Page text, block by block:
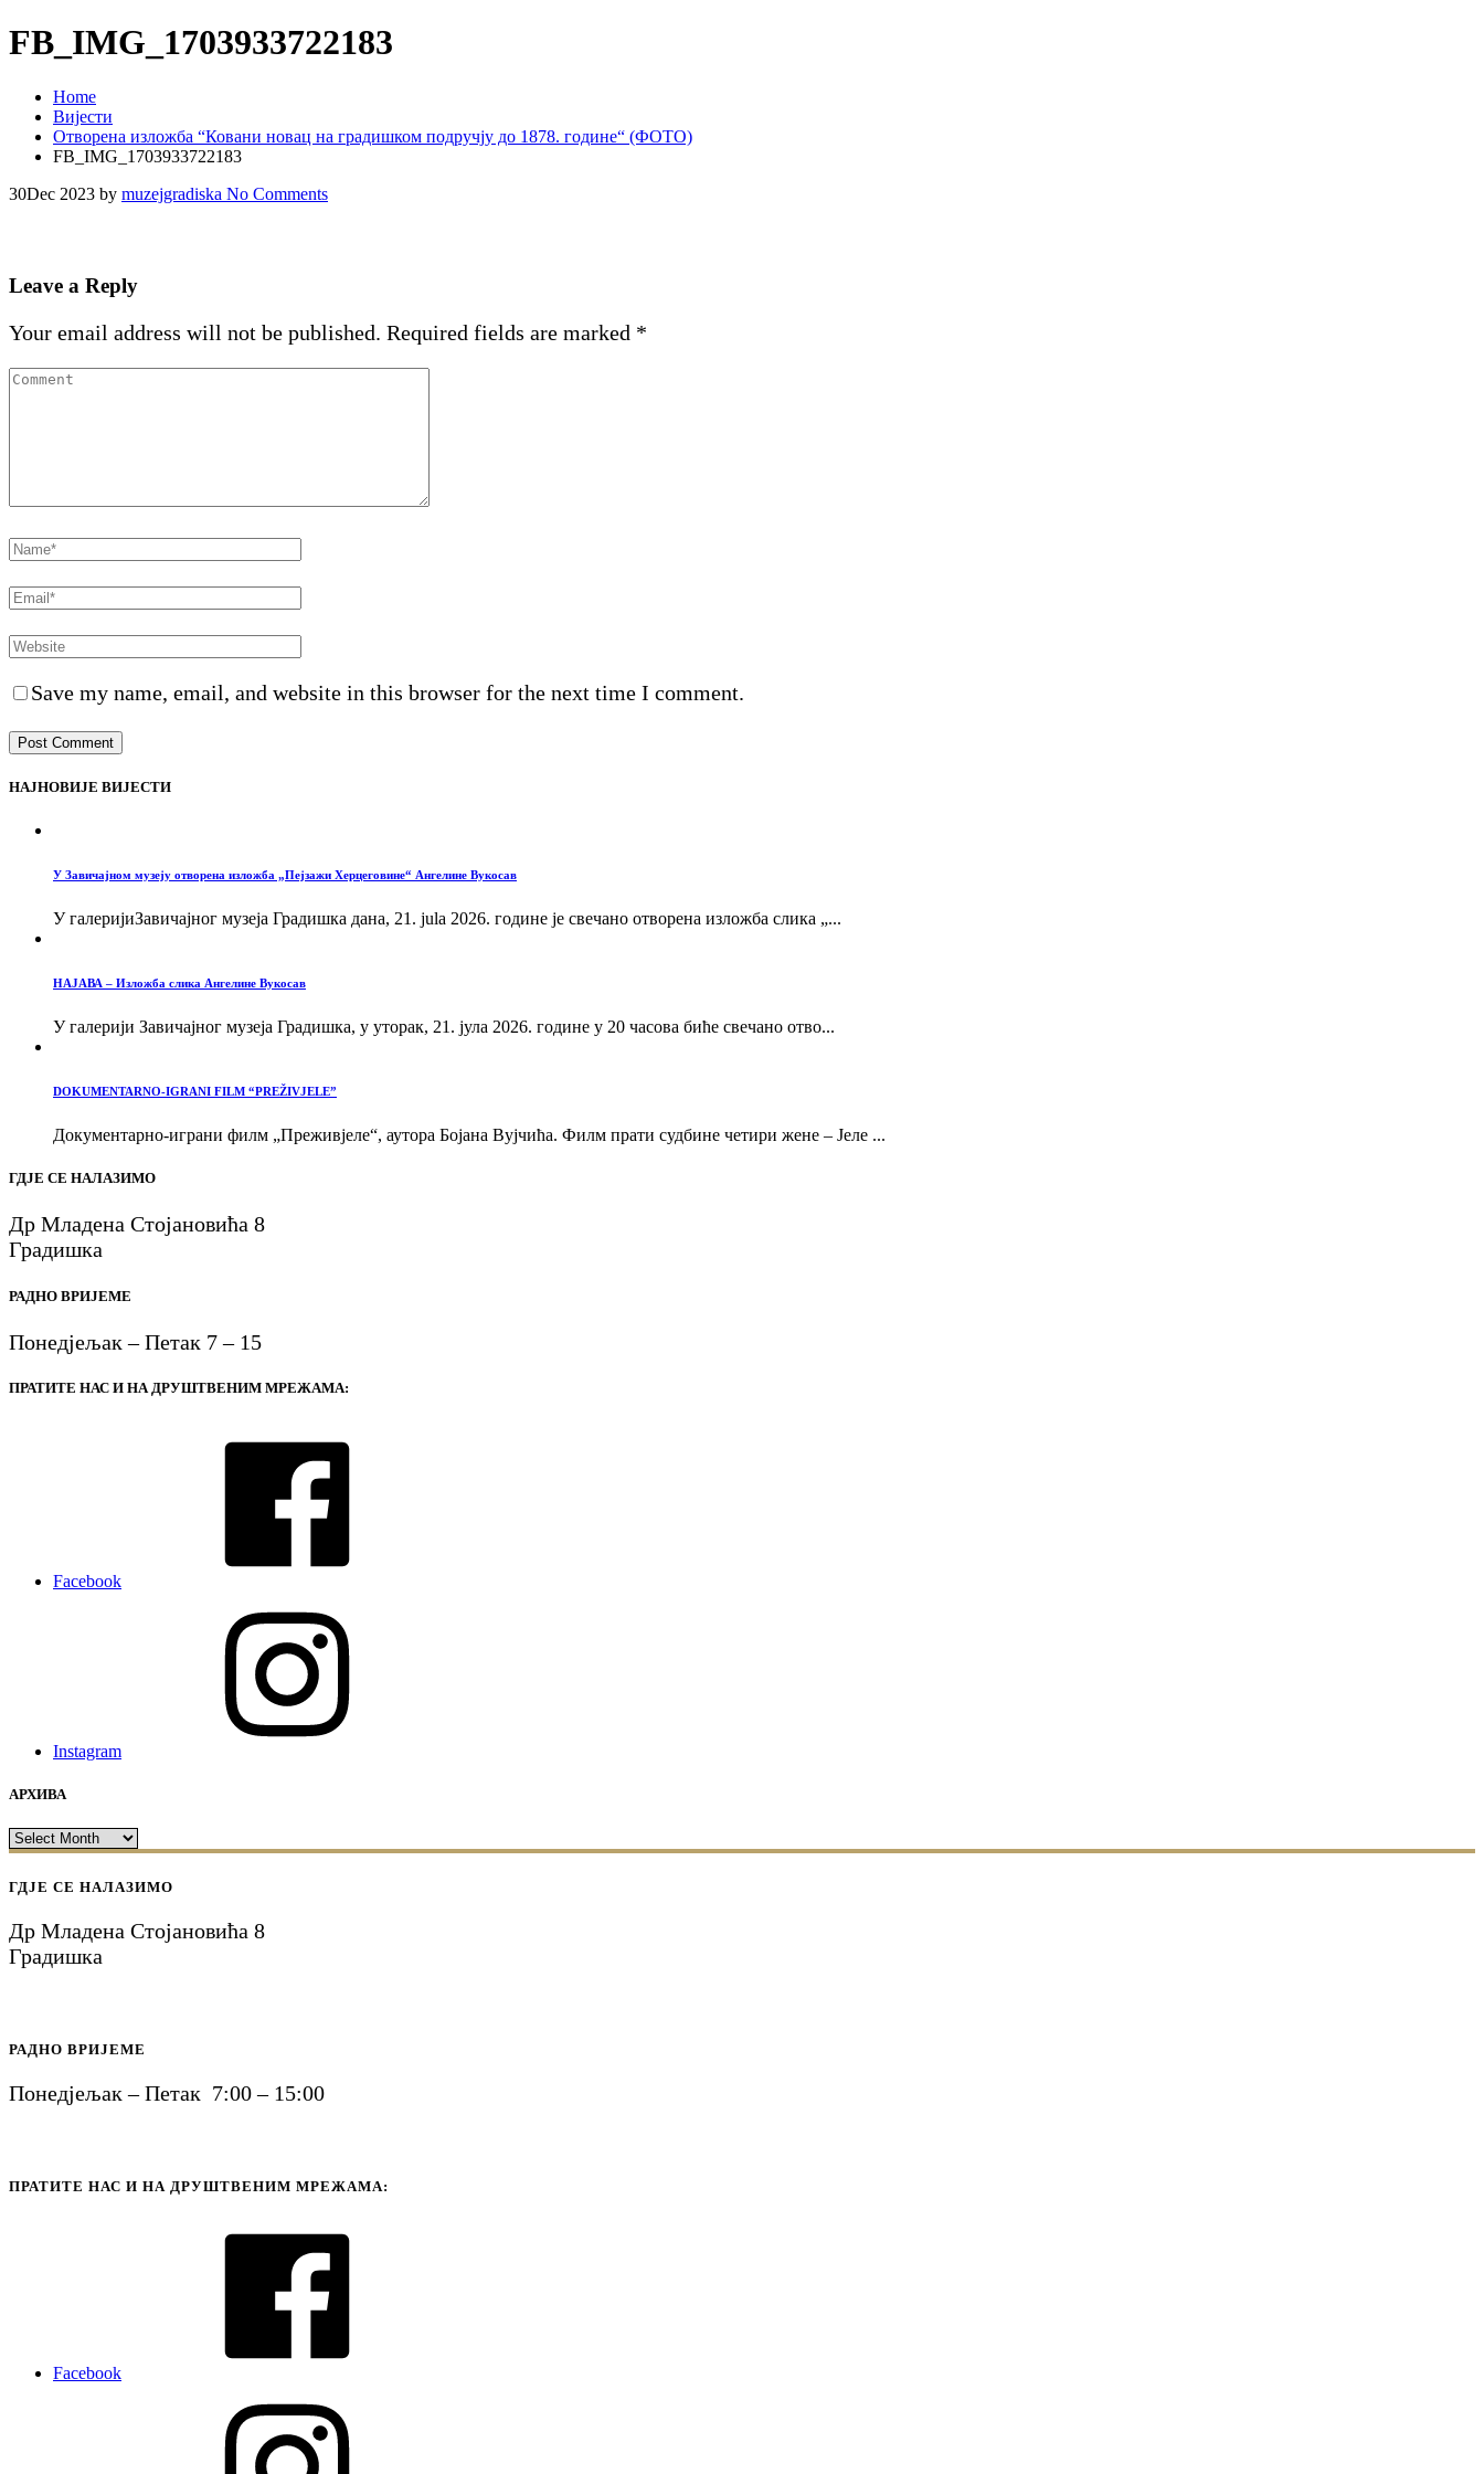
FB_IMG_1703933722183
Home
Вијести
Отворена изложба “Ковани новац на градишком подручју до 1878. године“ (ФОТО)
FB_IMG_1703933722183
30Dec 2023 by muzejgradiska No Comments
Leave a Reply
Your email address will not be published. Required fields are marked *
Save my name, email, and website in this browser for the next time I comment.
НАЈНОВИЈЕ ВИЈЕСТИ
У Завичајном музеју отворена изложба „Пејзажи Херцеговине“ Ангелине Вукосав
У галеријиЗавичајног музеја Градишка дана, 21. jula 2026. године је свечано отворена изложба слика „...
НАЈАВА – Изложба слика Ангелине Вукосав
У галерији Завичајног музеја Градишка, у уторак, 21. јула 2026. године у 20 часова биће свечано отво...
DOKUMENTARNO-IGRANI FILM “PREŽIVJELE”
Документарно-играни филм „Преживјеле“, аутора Бојана Вујчића. Филм прати судбине четири жене – Јеле ...
ГДЈЕ СЕ НАЛАЗИМО
Др Младена Стојановића 8
Градишка
РАДНО ВРИЈЕМЕ
Понедјељак – Петак 7 – 15
ПРАТИТЕ НАС И НА ДРУШТВЕНИМ МРЕЖАМА:
Facebook
Instagram
АРХИВА
АРХИВА
ГДЈЕ СЕ НАЛАЗИМО
Др Младена Стојановића 8
Градишка
РАДНО ВРИЈЕМЕ
Понедјељак – Петак 7:00 – 15:00
ПРАТИТЕ НАС И НА ДРУШТВЕНИМ МРЕЖАМА:
Facebook